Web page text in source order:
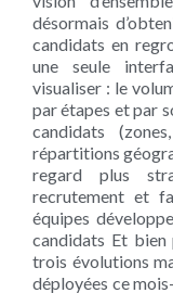
désormais
candidats en
une seule
visualiser : le
par étapes et par
candidats
répartitions
regard plus
recrutement et
équipes
candidats Et bien
trois évolutions
déployées ce